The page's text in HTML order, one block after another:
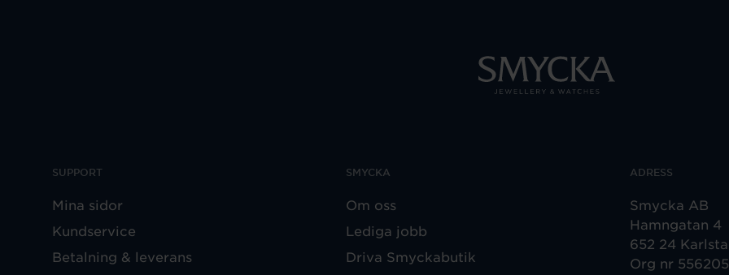
SUPPORT
Mina sidor
Kundservice
Betalning & leverans
SMYCKA
Om oss
Lediga jobb
Driva Smyckabutik
ADRESS
Smycka AB
Hamngatan 4
652 24
Org nr